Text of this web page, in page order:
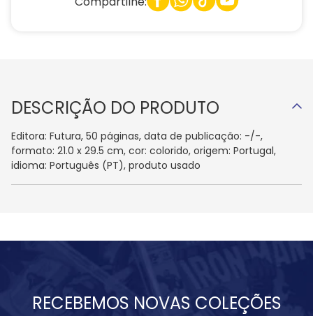
DESCRIÇÃO DO PRODUTO
Editora: Futura, 50 páginas, data de publicação: -/-,
formato: 21.0 x 29.5 cm, cor: colorido, origem: Portugal,
idioma: Português (PT), produto usado
RECEBEMOS NOVAS COLEÇÕES